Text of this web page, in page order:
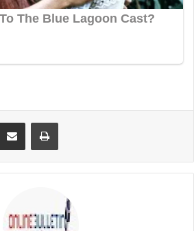
Share via Email Print